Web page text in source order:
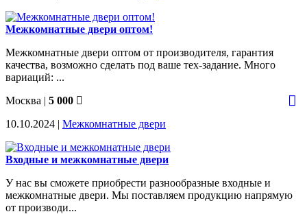
Межкомнатные двери оптом!
Межкомнатные двери оптом от производителя, гарантия
качества, возможно сделать под ваше тех-задание. Много
вариаций: ...
Москва | 5 000
10.10.2024 | Межкомнатные двери
Входные и межкомнатные двери
У нас вы сможете приобрести разнообразные входные и
межкомнатные двери. Мы поставляем продукцию напрямую
от производи...